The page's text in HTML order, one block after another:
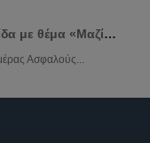
Συμμετοχή στην ημερίδα με θέμα «Μαζί για ένα καλύτερο διαδίκτυο»
Ασφαλούς...